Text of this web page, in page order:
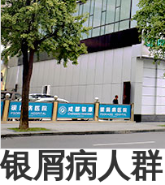
银屑病人群